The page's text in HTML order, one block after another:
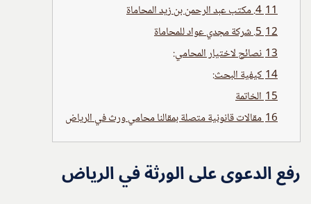
114. مكتب عبد الرحمن بن زيد المحاماة
125. شركة مجدي عواد للمحاماة
13نصائح لاختيار المحامي:
14كيفية البحث:
15الخاتمة
16مقالات قانونية متصلة بمقالنا محامي ورث في الرياض
رفع الدعوى على الورثة في الرياض